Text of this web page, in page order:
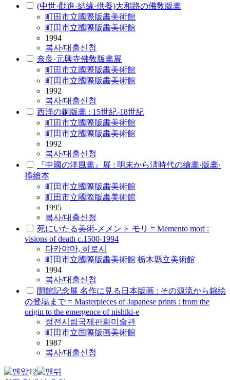
(中世·勸進·結緣·供養)大和路の佛敎版畵
町田市立國際版畵美術館
町田市立國際版畵美術館
1994
복사/대출신청
奈良·元興寺佛敎版畵展
町田市立國際版畵美術館
町田市立國際版畵美術館
1992
복사/대출신청
西洋の銅版畵 : 15世紀-18世紀
町田市立國際版畵美術館
町田市立國際版畵美術館
1992
복사/대출신청
『中國の洋風畵』展 : 明末から淸時代の繪畵·版畵·
揷繪本
町田市立國際版畵美術館
町田市立國際版畵美術館
1995
복사/대출신청
死にいたる美術-メメント モリ = Memento mori :
visions of death c.1500-1994
다카야마, 히로시
町田市立國際版畵美術館 栃木縣立美術館
1994
복사/대출신청
開館記念展 名作に見る日本版画 : その源流から錦絵
の登場まで = Masterpieces of Japanese prints : from the
origin to the emergence of nishiki-e
정전시립국제판화미술관
町田市立国際版画美術館
1987
복사/대출신청
12